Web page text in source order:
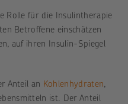
Rolle für die Insulintherapie
Betroffene einschätzen
auf ihren Insulin-Spiegel
Anteil an Kohlenhydraten,
ist. Der Anteil